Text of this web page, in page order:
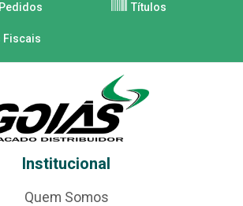
Títulos
Fiscais
Institucional
Quem Somos